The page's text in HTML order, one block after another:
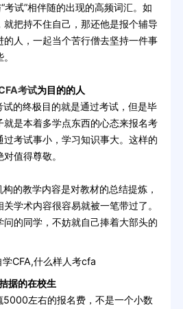
考试”相伴随的出现的高频词汇。如
把持不住自己，那还他是报个辅导
人，一起当个苦行僧去坚持一件事
考试为目的的人
的终极目的就是通过考试，但是毕
就是本着多学点东西的心态来报名考
考试事小，学习知识事大。这样的
值得尊敬。
教学内容是对教材的总结提炼，
学术内容很容易就被一笔带过了。
的同学，不妨就自己捧着大部头的
的在校生
左右的报名费，不是一个小数